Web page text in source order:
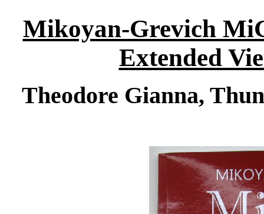
Mikoyan-Grevich
Extended
Theodore Gianna,